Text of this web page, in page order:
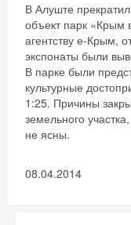
В Алуште
объект парк «Крым
агентству е-Крым,
экспонаты были
В парке были
культурные
1:25. Причины
земельного
не ясны.
08.04.2014